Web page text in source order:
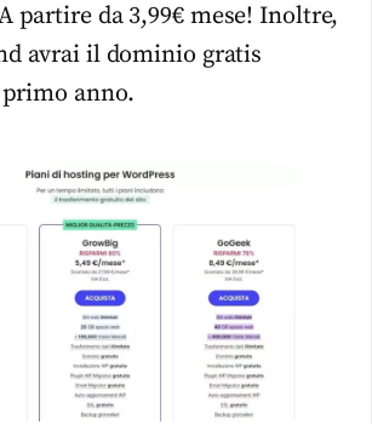
partire da 3,99€ mese! Inoltre,
avrai il dominio gratis
anno.